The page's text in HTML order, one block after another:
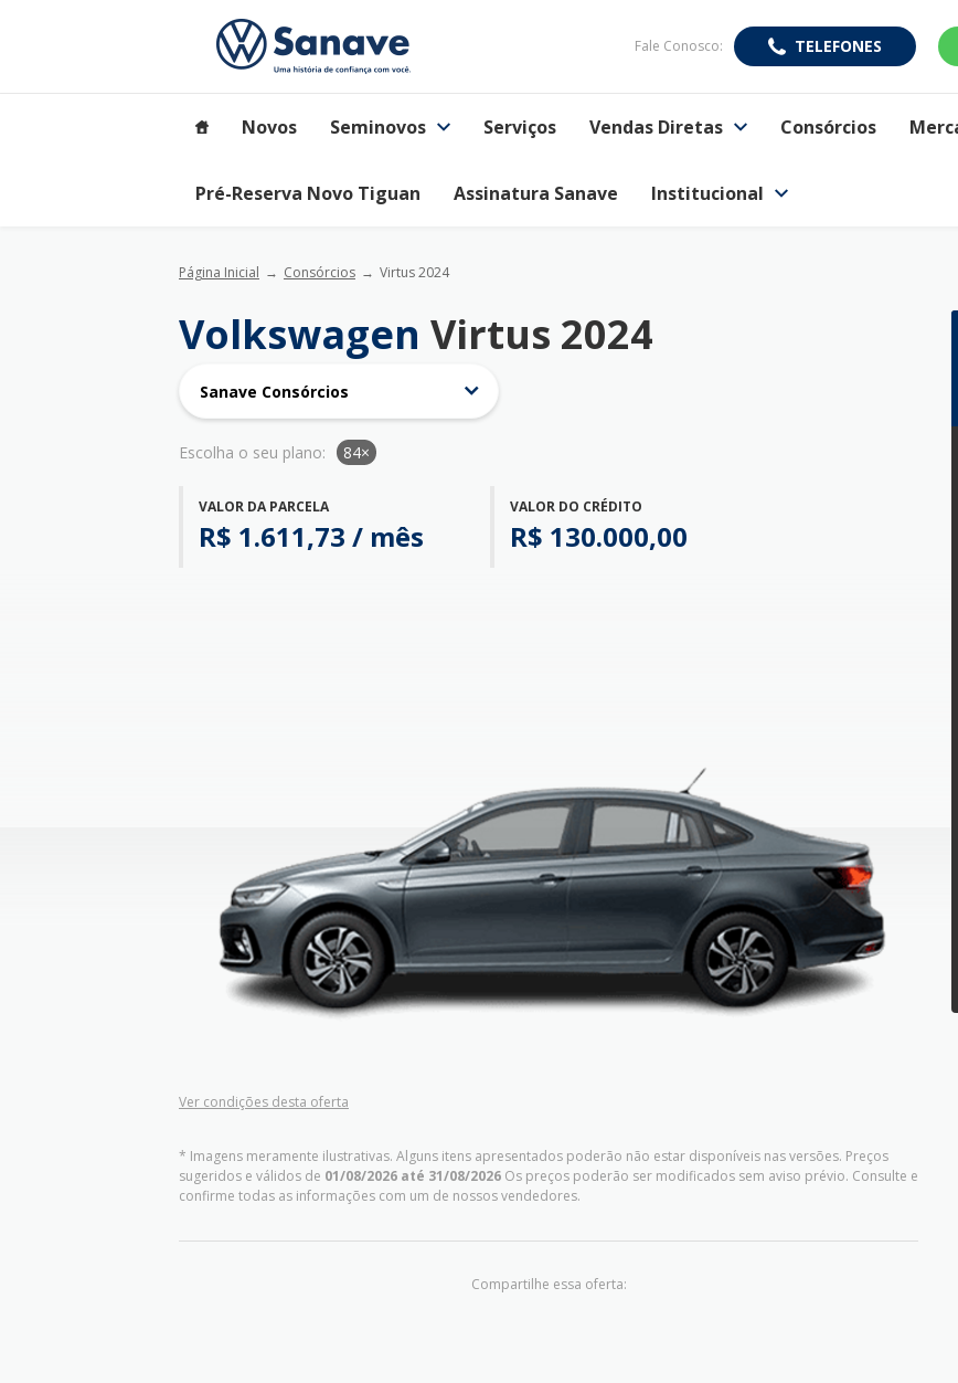
Fale Conosco: TELEFONES
Novos Seminovos Serviços Vendas Diretas Consórcios
Pré-Reserva Novo Tiguan Assinatura Sanave Institucional
Página Inicial Consórcios Virtus 2024
Volkswagen Virtus 2024
Sanave Consórcios
Escolha o seu plano: 84×
VALOR DA PARCELA
R$ 1.611,73 / mês
VALOR DO CRÉDITO
R$ 130.000,00
Ver condições desta oferta
* Imagens meramente ilustrativas. Alguns itens apresentados poderão não estar disponíveis nas versões. Preços
sugeridos e válidos de 01/08/2026 até 31/08/2026 Os preços poderão ser modificados sem aviso prévio. Consulte e
confirme todas as informações com um de nossos vendedores.
Compartilhe essa oferta: